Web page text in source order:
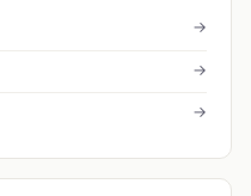
→
→
→